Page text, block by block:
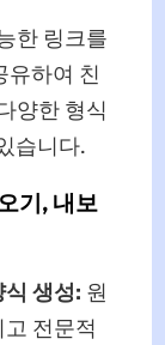
한 링크를
유하여 친
양한 형식
습니다.
기, 내보
생성: 원
전문적